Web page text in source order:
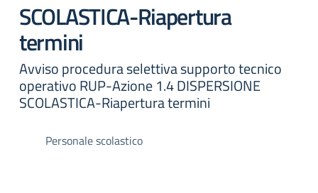
SCOLASTICA-Riapertura
termini
Avviso procedura selettiva supporto tecnico
operativo RUP-Azione 1.4 DISPERSIONE
SCOLASTICA-Riapertura termini
Personale scolastico